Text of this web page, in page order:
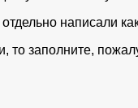
написали
то заполните,